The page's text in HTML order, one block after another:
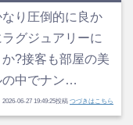
り圧倒的に良か
グジュアリーに
?接客も部屋の美
の中でナン…
2026-06-27 19:49:25投稿 つづきはこちら